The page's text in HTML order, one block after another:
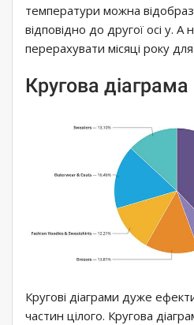
температури можна
відповідно до другої осі у. А
перерахувати місяці року
Кругова діаграма
Кругові діаграми дуже
частин цілого. Кругова